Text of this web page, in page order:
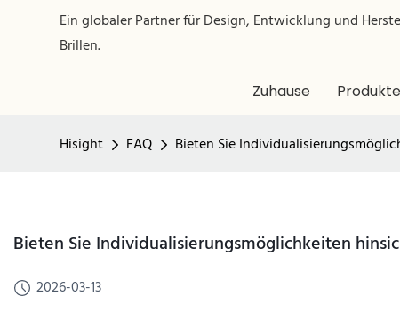
Ein globaler Partner für Design, Entwicklung und
Brillen.
Zuhause Produkte
Hisight FAQ Bieten Sie
Bieten Sie Individualisierungsmöglichkeiten
2026-03-13